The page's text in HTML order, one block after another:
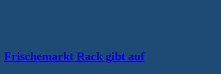
Frischemarkt Rack gibt auf